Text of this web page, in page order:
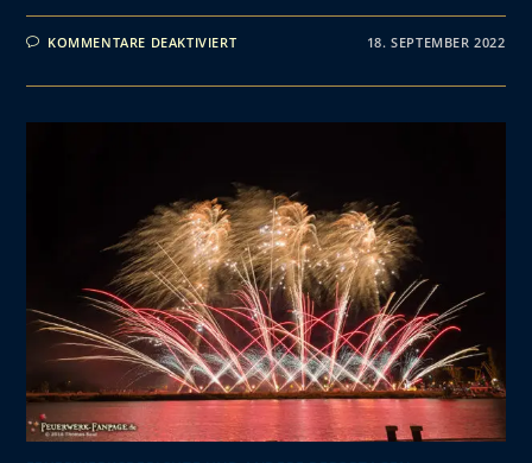
KOMMENTARE DEAKTIVIERT 18. SEPTEMBER 2022